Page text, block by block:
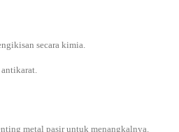
secara kimia.
metal pasir untuk menangkalnya.